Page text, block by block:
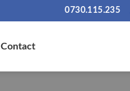
0730.115.235
Contact